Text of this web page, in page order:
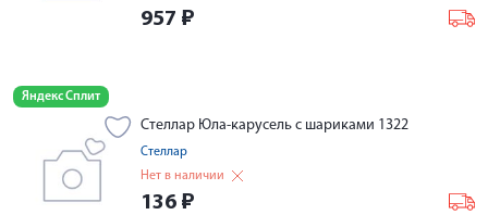
957 ₽
Яндекс Сплит
Стеллар Юла-карусель с шариками 1322
Стеллар
Нет в наличии
136 ₽